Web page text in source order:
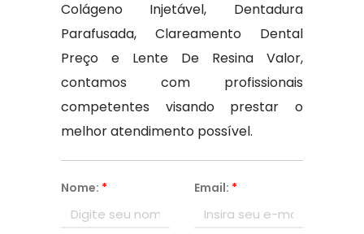
Colágeno Injetável, Dentadura
Parafusada, Clareamento Dental
Preço e Lente De Resina Valor,
contamos com profissionais
competentes visando prestar o
melhor atendimento possível.
Nome: * Email: *